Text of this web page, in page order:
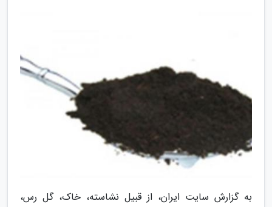
به گزارش سایت ایران، از قبیل نشاسته، خاک، گل رس،